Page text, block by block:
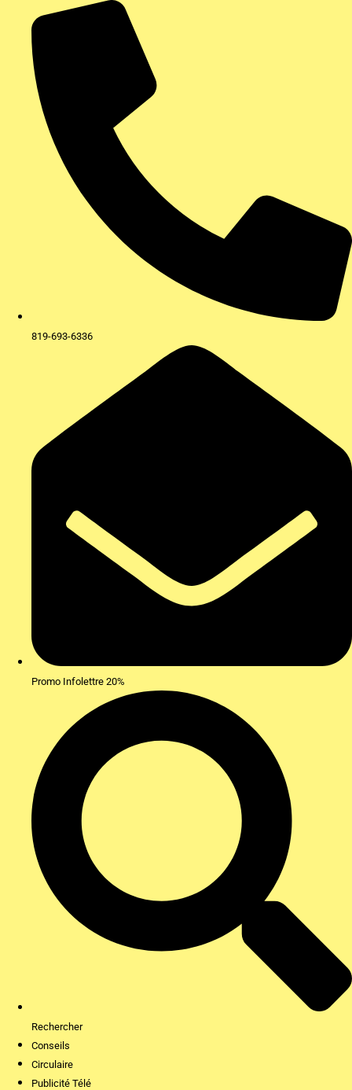
contenu
819-693-6336
Promo Infolettre 20%
Rechercher
Conseils
Circulaire
Publicité Télé